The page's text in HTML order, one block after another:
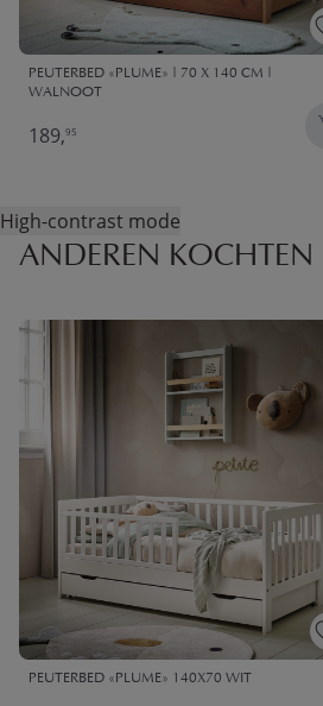
PEUTERBED «PLUME» | 70 X 140 CM |
WALNOOT
189,95
High-contrast mode
ANDEREN
PEUTERBED «PLUME» 140X70 WIT